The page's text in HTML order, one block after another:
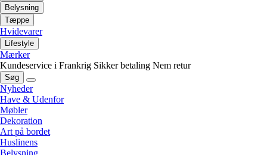
Belysning
Tæppe
Hvidevarer
Lifestyle
Mærker
Kundeservice i Frankrig Sikker betaling Nem retur
Søg
Nyheder
Have & Udenfor
Møbler
Dekoration
Art på bordet
Huslinens
Belysning